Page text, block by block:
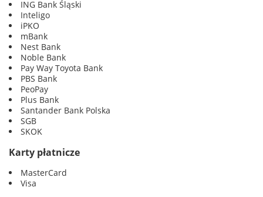
ING Bank Śląski
Inteligo
iPKO
mBank
Nest Bank
Noble Bank
Pay Way Toyota Bank
PBS Bank
PeoPay
Plus Bank
Santander Bank Polska
SGB
SKOK
Karty płatnicze
MasterCard
Visa